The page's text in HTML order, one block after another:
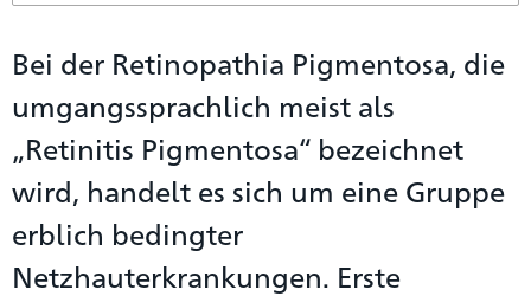
Bei der Retinopathia Pigmentosa, die
umgangssprachlich meist als
„Retinitis Pigmentosa“ bezeichnet
wird, handelt es sich um eine Gruppe
erblich bedingter
Netzhauterkrankungen. Erste